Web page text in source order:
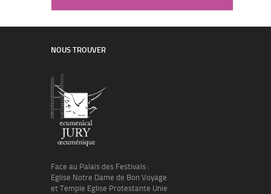
NOUS TROUVER
Face au Palais des Festivals :
Eglise Notre Dame de Bon Voyage
et Temple Eglise Protestante Unie